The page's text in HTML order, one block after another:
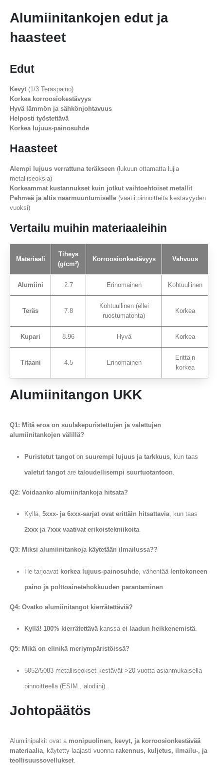
Alumiinitankojen edut ja
haasteet
Edut
Kevyt (1/3 Teräspaino)
Korkea korroosiokestävyys
Hyvä lämmön ja sähkönjohtavuus
Helposti työstettävä
Korkea lujuus-painosuhde
Haasteet
Alempi lujuus verrattuna teräkseen (lukuun ottamatta lujia
metalliseoksia)
Korkeammat kustannukset kuin jotkut vaihtoehtoiset metallit
Pehmeä ja altis naarmuuntumiselle (vaatii pinnoitteita kestävyyden
vuoksi)
Vertailu muihin materiaaleihin
Materiaali
Tiheys
(g/cm³)
Korroosionkestävyys Vahvuus
Alumiini 2.7 Erinomainen Kohtuullinen
Teräs 7.8
Kohtuullinen (ellei
ruostumatonta)
Korkea
Kupari 8.96 Hyvä Korkea
Titaani 4.5 Erinomainen
Erittäin
korkea
Alumiinitangon UKK
Q1: Mitä eroa on suulakepuristettujen ja valettujen
alumiinitankojen välillä?
Puristetut tangoton suurempi lujuus ja tarkkuus, kun taas
valetut tangotare taloudellisempi suurtuotantoon
Q2: Voidaanko alumiinitankoja hitsata?
Kyllä, 5xxx- ja 6xxx-sarjat ovat erittäin hitsattavia, kun taas
2xxx ja 7xxx vaativat erikoistekniikoita.
Q3: Miksi alumiinitankoja käytetään ilmailussa??
He tarjoavat korkea lujuus-painosuhde, vähentää lentokoneen
paino ja polttoainetehokkuuden parantaminen
Q4: Ovatko alumiinitangot kierrätettäviä?
Kyllä! 100% kierrätettäväkanssa ei laadun heikkenemistä.
Q5: Mikä on elinikä meriympäristöissä?
5052/5083 metalliseokset kestävät >20 vuotta asianmukaisella
pinnoitteella (ESIM., alodiini).
Johtopäätös
Alumiinipalkit ovat a monipuolinen, kevyt, ja korroosionkestävää
materiaalia, käytetty laajasti vuonna rakennus, kuljetus, ilmailu-, ja
teollisuussovellukset.